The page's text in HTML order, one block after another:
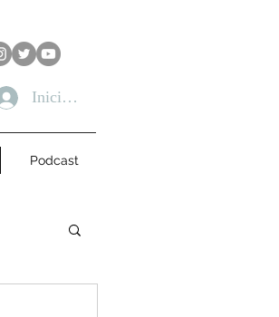
Iniciar sesión
Podcast